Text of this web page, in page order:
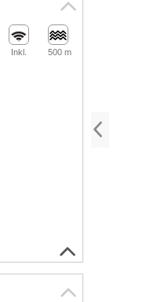
Inkl. 500 m